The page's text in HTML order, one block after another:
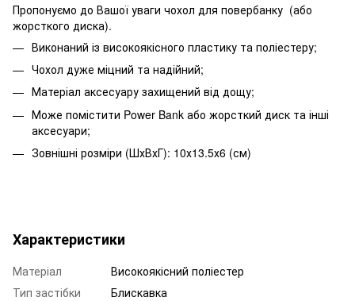
Пропонуємо до Вашої уваги чохол для повербанку (або
жорсткого диска).
Виконаний із високоякісного пластику та поліестеру;
Чохол дуже міцний та надійний;
Матеріал аксесуару захищений від дощу;
Може помістити Power Bank або жорсткий диск та інші
аксесуари;
Зовнішні розміри (ШхВхГ): 10х13.5х6 (см)
Характеристики
Матеріал
Високоякісний поліестер
Тип застібки
Блискавка